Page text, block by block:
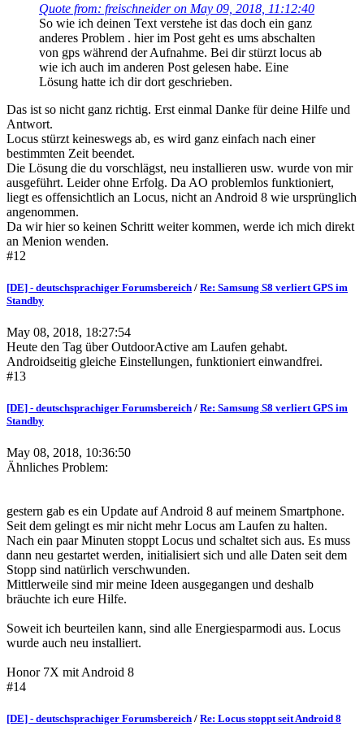
Quote from: freischneider on May 09, 2018, 11:12:40
So wie ich deinen Text verstehe ist das doch ein ganz
anderes Problem . hier im Post geht es ums abschalten
von gps während der Aufnahme. Bei dir stürzt locus ab
wie ich auch im anderen Post gelesen habe. Eine
Lösung hatte ich dir dort geschrieben.
Das ist so nicht ganz richtig. Erst einmal Danke für deine Hilfe und
Antwort.
Locus stürzt keineswegs ab, es wird ganz einfach nach einer
bestimmten Zeit beendet.
Die Lösung die du vorschlägst, neu installieren usw. wurde von mir
ausgeführt. Leider ohne Erfolg. Da AO problemlos funktioniert,
liegt es offensichtlich an Locus, nicht an Android 8 wie ursprünglich
angenommen.
Da wir hier so keinen Schritt weiter kommen, werde ich mich direkt
an Menion wenden.
#12
[DE] - deutschsprachiger Forumsbereich / Re: Samsung S8 verliert GPS im
Standby
May 08, 2018, 18:27:54
Heute den Tag über OutdoorActive am Laufen gehabt.
Androidseitig gleiche Einstellungen, funktioniert einwandfrei.
#13
[DE] - deutschsprachiger Forumsbereich / Re: Samsung S8 verliert GPS im
Standby
May 08, 2018, 10:36:50
Ähnliches Problem:
gestern gab es ein Update auf Android 8 auf meinem Smartphone.
Seit dem gelingt es mir nicht mehr Locus am Laufen zu halten.
Nach ein paar Minuten stoppt Locus und schaltet sich aus. Es muss
dann neu gestartet werden, initialisiert sich und alle Daten seit dem
Stopp sind natürlich verschwunden.
Mittlerweile sind mir meine Ideen ausgegangen und deshalb
bräuchte ich eure Hilfe.
Soweit ich beurteilen kann, sind alle Energiesparmodi aus. Locus
wurde auch neu installiert.
Honor 7X mit Android 8
#14
[DE] - deutschsprachiger Forumsbereich / Re: Locus stoppt seit Android 8